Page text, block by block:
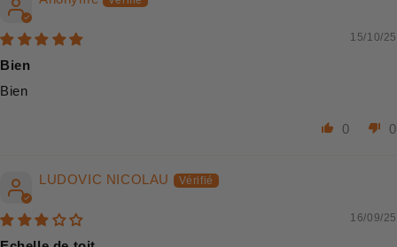
15/10/25
Bien
Bien
0 0
LUDOVIC NICOLAU
16/09/25